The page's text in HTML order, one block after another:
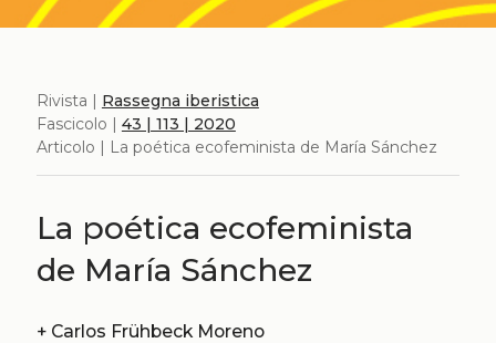
Rivista | Rassegna iberistica
Fascicolo | 43 | 113 | 2020
Articolo | La poética ecofeminista de María Sánchez
La poética ecofeminista
de María Sánchez
+
Carlos Frühbeck Moreno